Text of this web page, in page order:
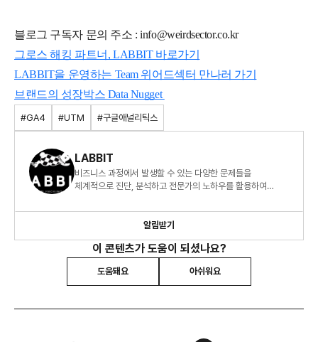
블로그 구독자 문의 주소 : info@weirdsector.co.kr
그로스 해킹 파트너, LABBIT 바로가기
LABBIT을 운영하는 Team 위어드섹터 만나러 가기
브랜드의 성장박스 Data Nugget
#GA4 #UTM #구글애널리틱스
LABBIT
비즈니스 과정에서 발생할 수 있는 다양한 문제들을
체계적으로 진단, 분석하고 전문가의 노하우를 활용하여
알림받기
이 콘텐츠가 도움이 되셨나요?
도움돼요 아쉬워요